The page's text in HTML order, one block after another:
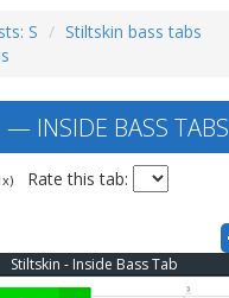
S
Stiltskin bass tabs
— INSIDE BASS TABS
Rate this tab:
Stiltskin - Inside Bass Tab